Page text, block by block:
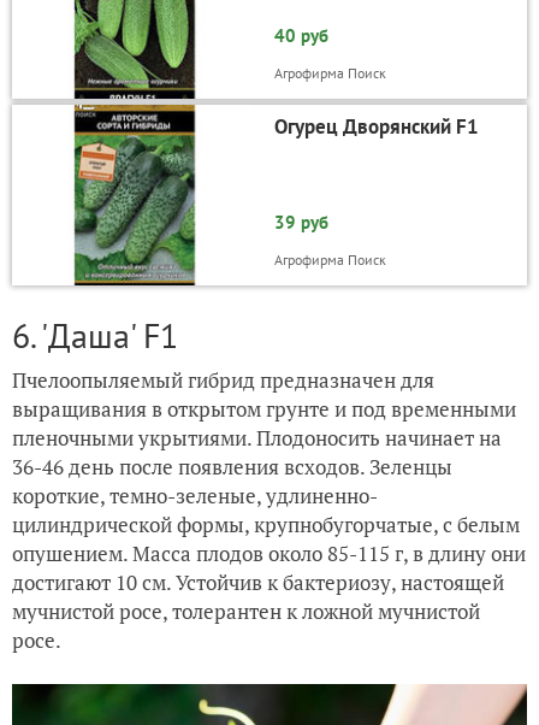
40 руб
Агрофирма Поиск
Огурец Дворянский F1
39 руб
Агрофирма Поиск
6. 'Даша' F1
Пчелоопыляемый гибрид предназначен для
выращивания в открытом грунте и под временными
пленочными укрытиями. Плодоносить начинает на
36-46 день после появления всходов. Зеленцы
короткие, темно-зеленые, удлиненно-
цилиндрической формы, крупнобугорчатые, с белым
опушением. Масса плодов около 85-115 г, в длину они
достигают 10 см. Устойчив к бактериозу, настоящей
мучнистой росе, толерантен к ложной мучнистой
росе.